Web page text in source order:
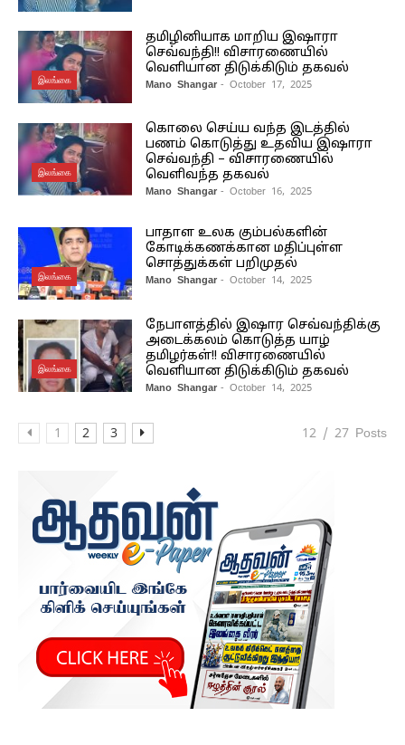
இலங்கை
தமிழினியாக மாறிய இஷாரா
செவ்வந்தி!! விசாரணையில்
வெளியான திடுக்கிடும் தகவல்
Mano Shangar - October 17, 2025
இலங்கை
கொலை செய்ய வந்த இடத்தில்
பணம் கொடுத்து உதவிய இஷாரா
செவ்வந்தி – விசாரணையில்
வெளிவந்த தகவல்
Mano Shangar - October 16, 2025
இலங்கை
பாதாள உலக கும்பல்களின்
கோடிக்கணக்கான மதிப்புள்ள
சொத்துக்கள் பறிமுதல்
Mano Shangar - October 14, 2025
இலங்கை
நேபாளத்தில் இஷார செவ்வந்திக்கு
அடைக்கலம் கொடுத்த யாழ்
தமிழர்கள்!! விசாரணையில்
வெளியான திடுக்கிடும் தகவல்
Mano Shangar - October 14, 2025
1 2 3 12 / 27 Posts